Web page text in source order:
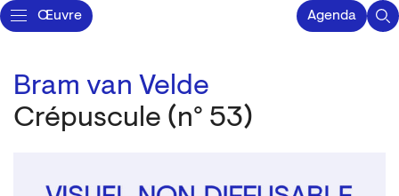
Œuvre Agenda
Bram van Velde
Crépuscule (n° 53)